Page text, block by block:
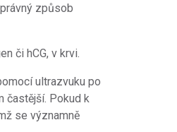
způsob
či hCG, v krvi.
ultrazvuku po
častější. Pokud k
se významně